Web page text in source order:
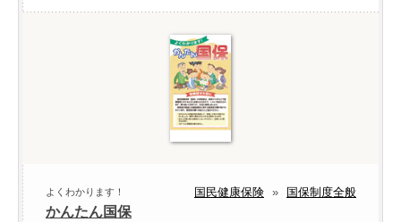
国民健康保険 » 国保制度全般
よくわかります！
かんたん国保